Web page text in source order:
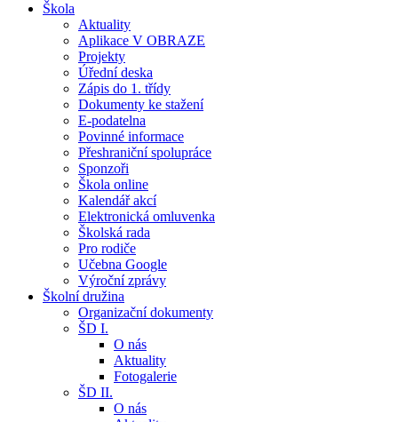
Škola
Aktuality
Aplikace V OBRAZE
Projekty
Úřední deska
Zápis do 1. třídy
Dokumenty ke stažení
E-podatelna
Povinné informace
Přeshraniční spolupráce
Sponzoři
Škola online
Kalendář akcí
Elektronická omluvenka
Školská rada
Pro rodiče
Učebna Google
Výroční zprávy
Školní družina
Organizační dokumenty
ŠD I.
O nás
Aktuality
Fotogalerie
ŠD II.
O nás